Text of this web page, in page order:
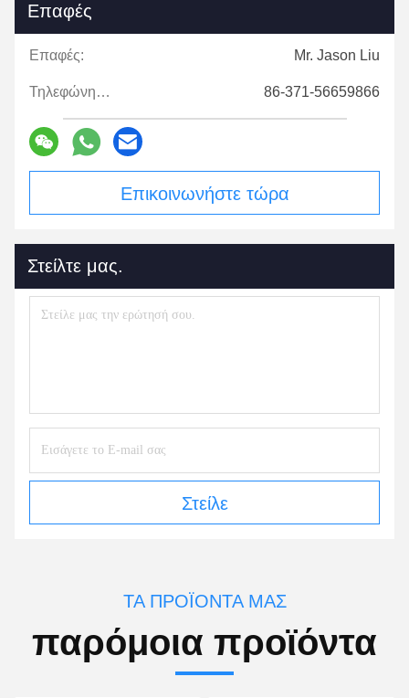
Επαφές
Επαφές: Mr. Jason Liu
Τηλεφώνημα: 86-371-56659866
Επικοινωνήστε τώρα
Στείλτε μας.
Στείλε
ΤΑ ΠΡΟΪΌΝΤΑ ΜΑΣ
παρόμοια προϊόντα